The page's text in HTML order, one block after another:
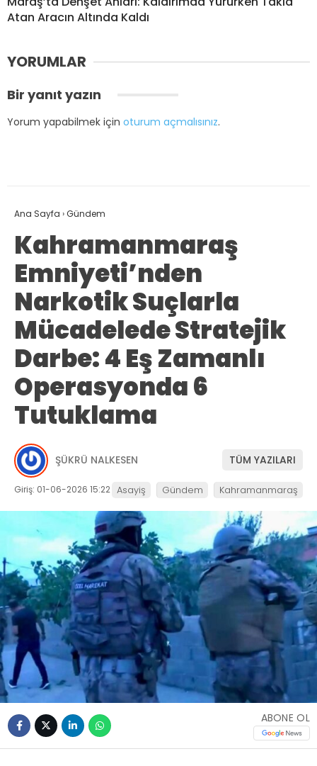
Atan Aracın Altında Kaldı
YORUMLAR
Bir yanıt yazın
Yorum yapabilmek için oturum açmalısınız.
Ana Sayfa ›Gündem
Kahramanmaraş
Emniyeti’nden
Narkotik Suçlarla
Mücadelede Stratejik
Darbe: 4 Eş Zamanlı
Operasyonda 6
Tutuklama
ŞÜKRÜ NALKESEN TÜM YAZILARI
Giriş: 01-06-2026 15:22 Asayiş Gündem Kahramanmaraş
ABONE OL